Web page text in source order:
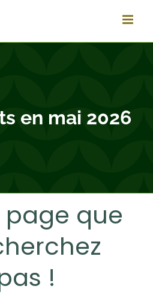
en mai 2026
page que
!